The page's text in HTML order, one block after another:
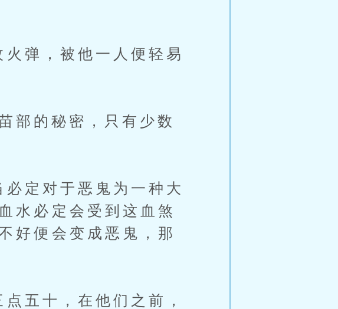
弹，被他一人便轻易
的秘密，只有少数
定对于恶鬼为一种大
水必定会受到这血煞
好便会变成恶鬼，那
五十，在他们之前，